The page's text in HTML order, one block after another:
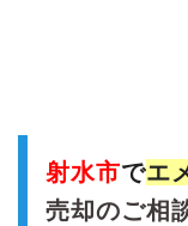
射水市でエ
売却のご相